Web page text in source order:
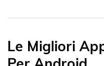
Le Migliori